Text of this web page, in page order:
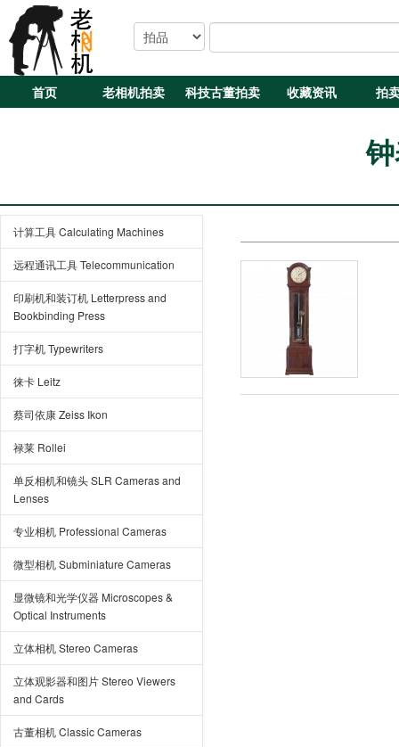
首页 老相机拍卖 科技古董拍卖 收藏资讯 拍
计算工具 Calculating Machines
远程通讯工具 Telecommunication
印刷机和装订机 Letterpress and
Bookbinding Press
打字机 Typewriters
徕卡 Leitz
蔡司依康 Zeiss Ikon
禄莱 Rollei
单反相机和镜头 SLR Cameras and
Lenses
专业相机 Professional Cameras
微型相机 Subminiature Cameras
显微镜和光学仪器 Microscopes &
Optical Instruments
立体相机 Stereo Cameras
立体观影器和图片 Stereo Viewers
and Cards
古董相机 Classic Cameras